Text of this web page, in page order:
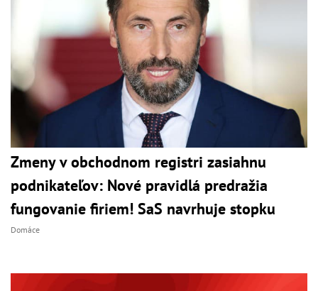
Zmeny v obchodnom registri zasiahnu
podnikateľov: Nové pravidlá predražia
fungovanie firiem! SaS navrhuje stopku
Domáce